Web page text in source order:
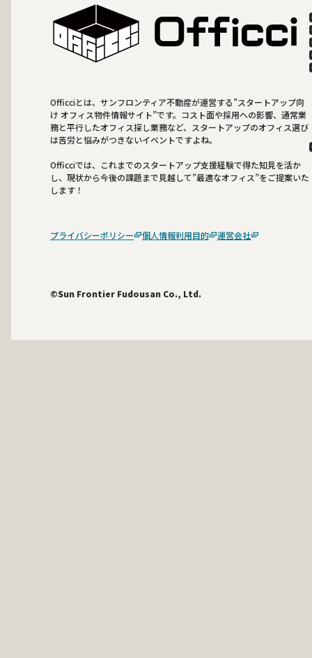
Officciとは、サンフロンティア不動産が運営する”スタートアップ向
け オフィス物件情報サイト”です。コスト面や採用への影響、通常業
務と平行したオフィス探し業務など、スタートアップのオフィス選び
は苦労と悩みがつきないイベントですよね。
Officciでは、これまでのスタートアップ支援経験で得た知見を活か
し、現状から今後の課題まで見越して”最適なオフィス”をご提案いた
します！
プライバシーポリシー 個人情報利用目的 運営会社
©Sun Frontier Fudousan Co., Ltd.